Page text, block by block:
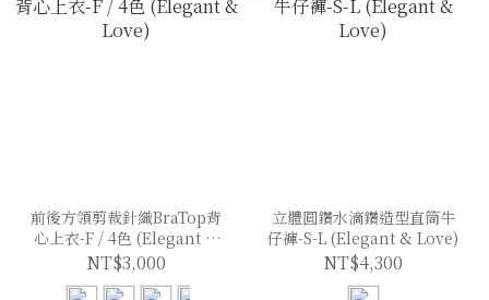
前後方領剪裁針織BraTop背
心上衣-F / 4色 (Elegant &
Love)
NT$3,000
立體圓鑽水滴鑽造型直筒牛
仔褲-S-L (Elegant & Love)
NT$4,300